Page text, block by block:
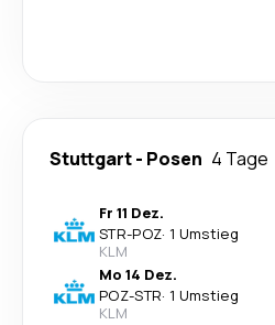
Stuttgart- Posen 4 Tage
Fr 11 Dez.
STR-POZ· 1 Umstieg
KLM
Mo 14 Dez.
POZ-STR· 1 Umstieg
KLM